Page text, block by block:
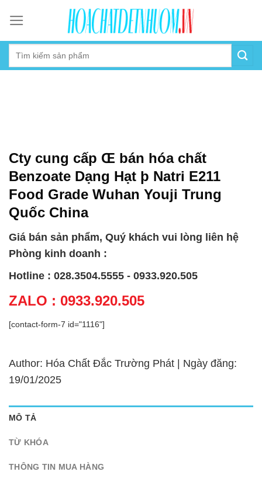
content
Cty cung cấp Œ bán hóa chất
Benzoate Dạng Hạt þ Natri E211
Food Grade Wuhan Youji Trung
Quốc China
Giá bán sản phẩm, Quý khách vui lòng liên hệ
Phòng kinh doanh :
Hotline : 028.3504.5555 - 0933.920.505
ZALO : 0933.920.505
[contact-form-7 id="1116"]
Author: Hóa Chất Đắc Trường Phát | Ngày đăng:
19/01/2025
MÔ TẢ
TỪ KHÓA
THÔNG TIN MUA HÀNG